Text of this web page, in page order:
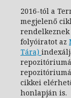
2016-tól a
megjelenő
rendelkeznek
folyóiratot az
Tára)
cikkei
honlapján is.